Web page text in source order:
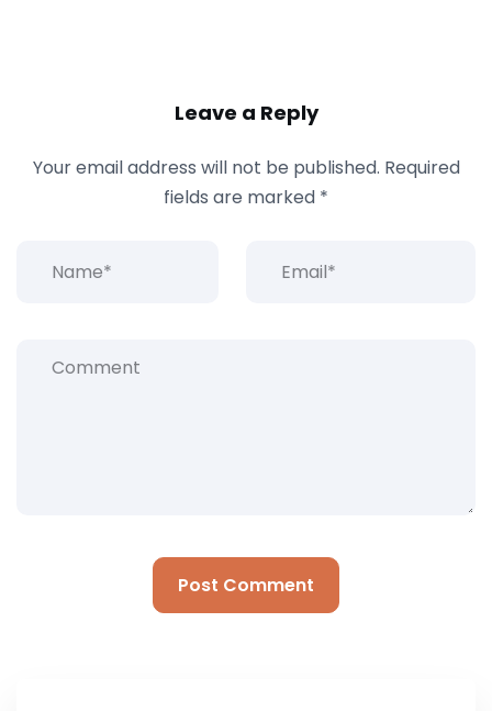
Leave a Reply
Your email address will not be published. Required
fields are marked *